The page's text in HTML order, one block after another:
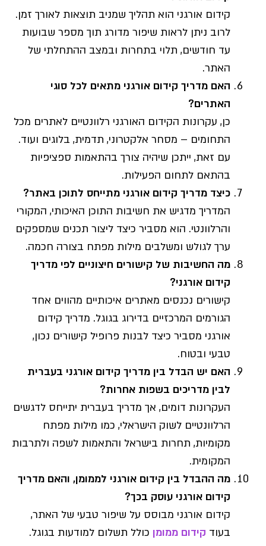
קידום אורגני הוא תהליך שמניב תוצאות לאורך זמן.
לרוב ניתן לראות שיפור מדורג תוך מספר שבועות
עד חודשים, תלוי בתחרות ובמצב ההתחלתי של
האתר.
האם מדריך קידום אורגני מתאים לכל סוגי
האתרים?
כן, עקרונות הקידום האורגני רלוונטיים לאתרים מכל
התחומים – מסחר אלקטרוני, תדמית, בלוגים ועוד.
עם זאת, ייתכן שיהיה צורך בהתאמות ספציפיות
בהתאם לתחום הפעילות.
כיצד מדריך קידום אורגני מתייחס לתוכן באתר?
המדריך מדגיש את חשיבות התוכן האיכותי, המקורי
והרלוונטי. הוא מסביר כיצד ליצור תכנים שמספקים
ערך לגולש ומשלבים מילות מפתח בצורה חכמה.
מה החשיבות של קישורים חיצוניים לפי מדריך
קידום אורגני?
קישורים נכנסים מאתרים איכותיים מהווים אחד
הגורמים המרכזיים בדירוג בגוגל. מדריך קידום
אורגני מסביר כיצד לבנות פרופיל קישורים נכון,
טבעי ובטוח.
האם יש הבדל בין מדריך קידום אורגני בעברית
לבין מדריכים בשפות אחרות?
העקרונות דומים, אך מדריך בעברית יתייחס לדגשים
הרלוונטיים לשוק הישראלי, כמו מילות מפתח
מקומיות, תחרות בישראל והתאמות לשפה ולתרבות
המקומית.
מה ההבדל בין קידום אורגני לממומן, והאם מדריך
קידום אורגני עוסק בכך?
קידום אורגני מבוסס על שיפור טבעי של האתר,
בעוד קידום ממומן כולל תשלום למודעות בגוגל.